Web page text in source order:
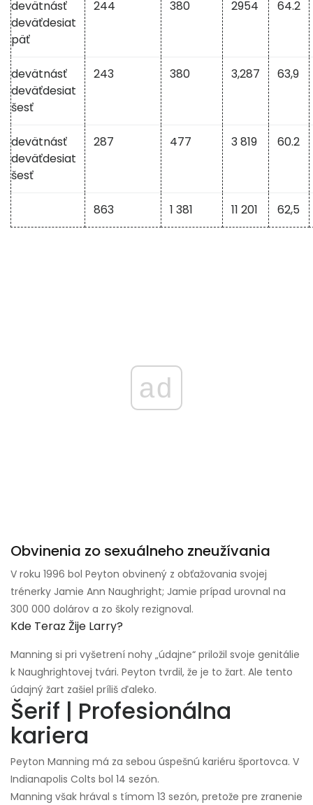
devätnásť
deväťdesiat
päť
244 380 2954 64.2
devätnásť
deväťdesiat
šesť
243 380 3,287 63,9
devätnásť
deväťdesiat
šesť
287 477 3 819 60.2
863 1 381 11 201 62,5
ad
Obvinenia zo sexuálneho zneužívania
V roku 1996 bol Peyton obvinený z obťažovania svojej
trénerky Jamie Ann Naughright; Jamie prípad urovnal na
300 000 dolárov a zo školy rezignoval.
Kde Teraz Žije Larry?
Manning si pri vyšetrení nohy „údajne“ priložil svoje genitálie
k Naughrightovej tvári. Peyton tvrdil, že je to žart. Ale tento
údajný žart zašiel príliš ďaleko.
Šerif | Profesionálna
kariera
Peyton Manning má za sebou úspešnú kariéru športovca. V
Indianapolis Colts bol 14 sezón.
Manning však hrával s tímom 13 sezón, pretože pre zranenie